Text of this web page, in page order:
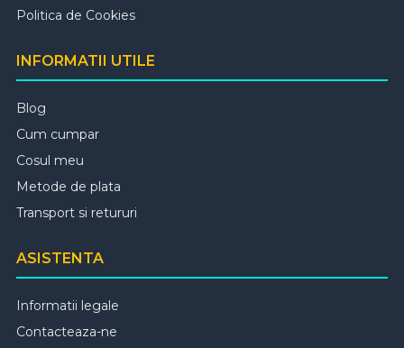
Politica de Cookies
INFORMATII UTILE
Blog
Cum cumpar
Cosul meu
Metode de plata
Transport si retururi
ASISTENTA
Informatii legale
Contacteaza-ne